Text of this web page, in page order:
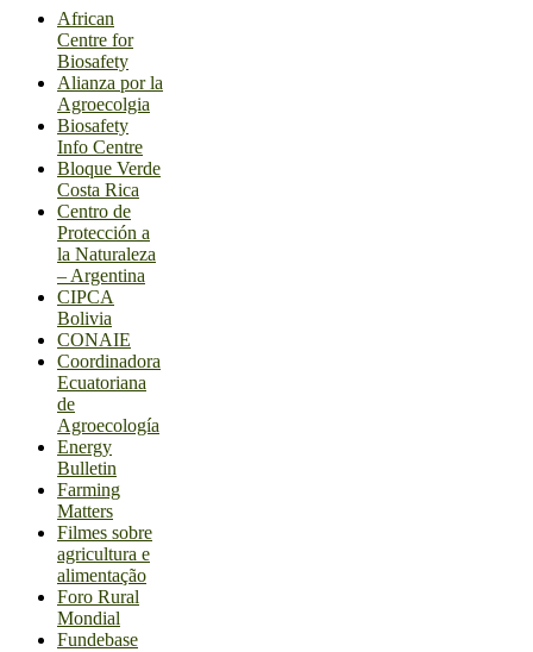
African
Centre for
Biosafety
Alianza por la
Agroecolgia
Biosafety
Info Centre
Bloque Verde
Costa Rica
Centro de
Protección a
la Naturaleza
– Argentina
CIPCA
Bolivia
CONAIE
Coordinadora
Ecuatoriana
de
Agroecología
Energy
Bulletin
Farming
Matters
Filmes sobre
agricultura e
alimentação
Foro Rural
Mondial
Fundebase